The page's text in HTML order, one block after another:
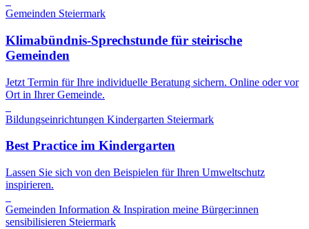
Gemeinden Steiermark
Klimabündnis-Sprechstunde für steirische
Gemeinden
Jetzt Termin für Ihre individuelle Beratung sichern. Online oder vor
Ort in Ihrer Gemeinde.
Bildungseinrichtungen Kindergarten Steiermark
Best Practice im Kindergarten
Lassen Sie sich von den Beispielen für Ihren Umweltschutz
inspirieren.
Gemeinden Information & Inspiration meine Bürger:innen
sensibilisieren Steiermark